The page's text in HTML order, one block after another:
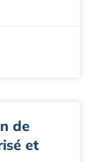
de
et